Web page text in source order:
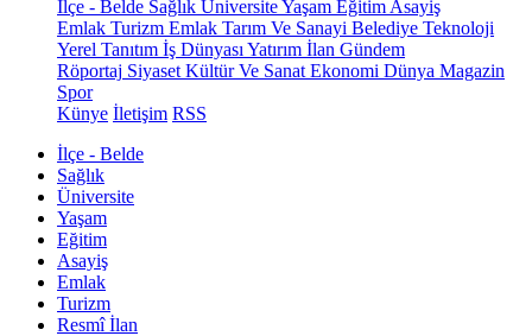
İlçe - Belde Sağlık ÜniversiteYaşam Eğitim Asayiş
Emlak Turizm Emlak Tarım Ve Sanayi Belediye Teknoloji
Yerel Tanıtım İş Dünyası Yatırım İlan Gündem
Röportaj Siyaset Kültür Ve Sanat Ekonomi Dünya Magazin
Spor
Künye İletişim RSS
İlçe - Belde
Sağlık
Üniversite
Yaşam
Eğitim
Asayiş
Emlak
Turizm
Resmî İlan